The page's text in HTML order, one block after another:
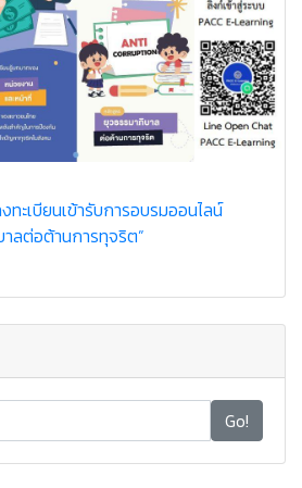
ะเบียนเข้ารับการอบรมออนไลน์
ลต่อต้านการทุจริต”
Go!